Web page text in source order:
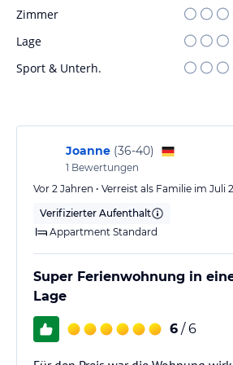
Zimmer
Lage
Sport & Unterh.
Joanne (36-40)
1 Bewertungen
Vor 2 Jahren • Verreist als Familie im Juli
Verifizierter Aufenthalt
Appartment Standard
Super Ferienwohnung in
Lage
6 / 6